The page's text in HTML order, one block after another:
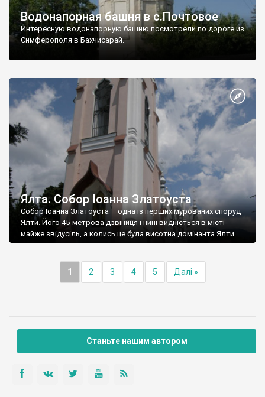
Водонапорная башня в с.Почтовое
Интересную водонапорную башню посмотрели по дороге из
Симферополя в Бахчисарай.
Ялта. Собор Іоанна Златоуста
Собор Іоанна Златоуста – одна із перших мурованих споруд
Ялти. Його 45-метрова дзвіниця і нині видніється в місті
майже звідусіль, а колись це була висотна домінанта Ялти.
1 2 3 4 5 Далі »
Станьте нашим автором